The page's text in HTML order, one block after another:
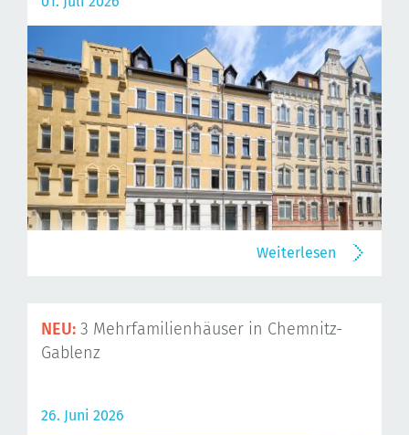
Weiterlesen
NEU: 3 Mehrfamilienhäuser in Chemnitz-
Gablenz
26. Juni 2026